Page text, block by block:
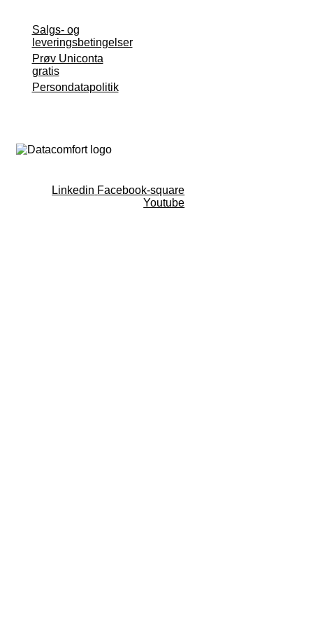
Salgs- og
leveringsbetingelser
Prøv Uniconta
gratis
Persondatapolitik
Linkedin Facebook-square
Youtube